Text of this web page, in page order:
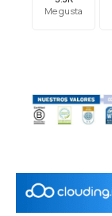
Me gusta